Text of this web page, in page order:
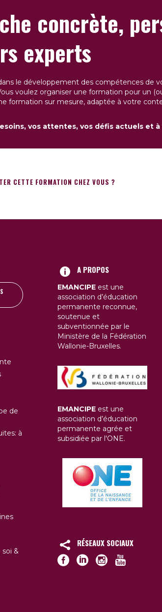
concrète,
experts
le développement des compétences de
voulez organiser une formation pour un
formation sur mesure, adaptée à votre
vos attentes, vos défis actuels et
CETTE FORMATION CHEZ VOUS ?
de
à
soi &
A PROPOS
EMANCIPE est une
association d’éducation
permanente reconnue,
soutenue et
subventionnée par le
Ministère de la Fédération
Wallonie-Bruxelles.
EMANCIPE est une
association d’éducation
permanente agrée et
subsidiée par l'ONE.
RÉSEAUX SOCIAUX